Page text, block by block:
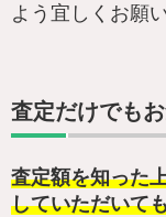
よう宜しくお願
査定だけでもお
査定額を知った
していただいて